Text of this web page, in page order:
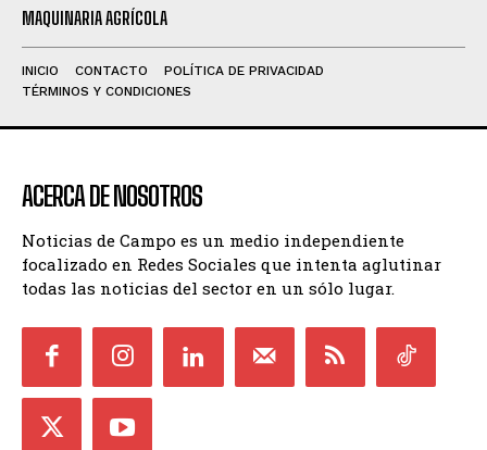
MAQUINARIA AGRÍCOLA
INICIO CONTACTO
POLÍTICA DE PRIVACIDAD
TÉRMINOS Y CONDICIONES
ACERCA DE NOSOTROS
Noticias de Campo es un medio independiente
focalizado en Redes Sociales que intenta aglutinar
todas las noticias del sector en un sólo lugar.